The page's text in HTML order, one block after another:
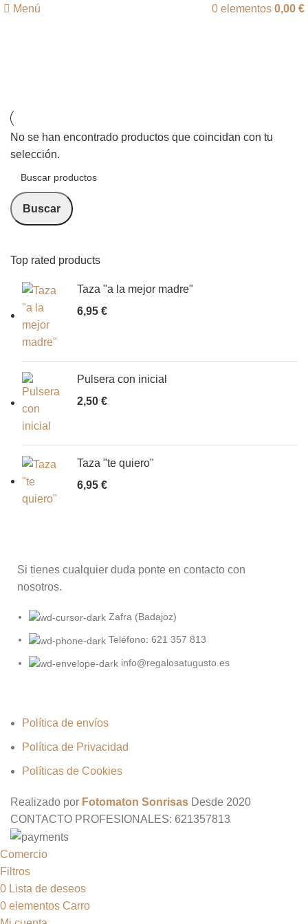
Menú 0 elementos 0,00 €
Top rated products
Taza "a la mejor madre"
6,95 €
Pulsera con inicial
2,50 €
Taza "te quiero"
6,95 €
No se han encontrado productos que coincidan con tu
selección.
Buscar
Si tienes cualquier duda ponte en contacto con
nosotros.
Zafra (Badajoz)
Teléfono: 621 357 813
info@regalosatugusto.es
Política de envíos
Política de Privacidad
Políticas de Cookies
Realizado por Fotomaton Sonrisas Desde 2020
CONTACTO PROFESIONALES: 621357813
Comercio
Filtros
0 Lista de deseos
0 elementos Carro